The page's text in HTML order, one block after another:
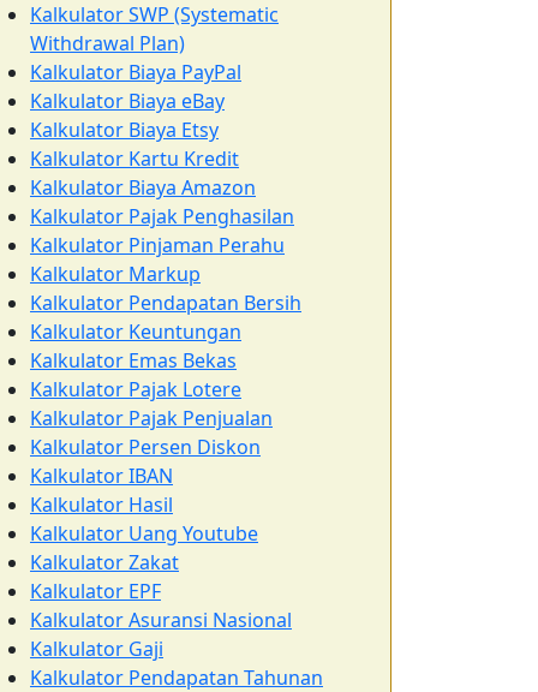
Kalkulator SWP (Systematic
Withdrawal Plan)
Kalkulator Biaya PayPal
Kalkulator Biaya eBay
Kalkulator Biaya Etsy
Kalkulator Kartu Kredit
Kalkulator Biaya Amazon
Kalkulator Pajak Penghasilan
Kalkulator Pinjaman Perahu
Kalkulator Markup
Kalkulator Pendapatan Bersih
Kalkulator Keuntungan
Kalkulator Emas Bekas
Kalkulator Pajak Lotere
Kalkulator Pajak Penjualan
Kalkulator Persen Diskon
Kalkulator IBAN
Kalkulator Hasil
Kalkulator Uang Youtube
Kalkulator Zakat
Kalkulator EPF
Kalkulator Asuransi Nasional
Kalkulator Gaji
Kalkulator Pendapatan Tahunan